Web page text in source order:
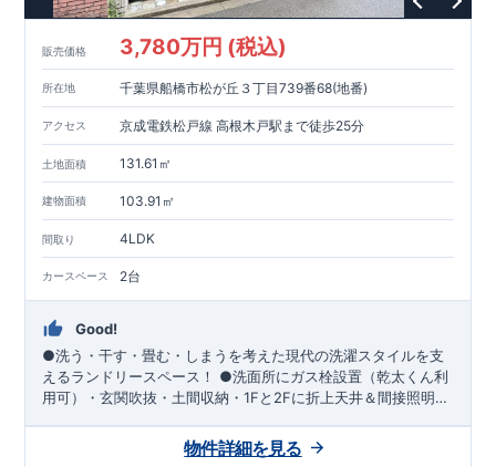
お気軽にお問い合わせください♪ 04(7180)1101
販売価格 3,780万円 (税込)
所在地 千葉県船橋市松が丘３丁目739番68(地番)
アクセス 京成電鉄松戸線 高根木戸駅まで徒歩25分
土地面積 131.61㎡
建物面積 103.91㎡
間取り 4LDK
カースペース 2台
Good!
●洗う・干す・畳む・しまうを考えた現代の洗濯スタイルを支
えるランドリースペース！ ●洗面所にガス栓設置（乾太くん利
用可）・玄関吹抜・土間収納・1Fと2Fに折上天井＆間接照明
トがいっぱい♪ ①洗濯物をまとめて干せます ②ガーデニ
ングや読書などの趣味の場として活用、お子様の遊び場（砂遊
物件詳細を見る